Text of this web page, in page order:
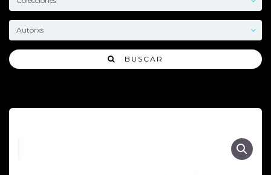
BUSCAR